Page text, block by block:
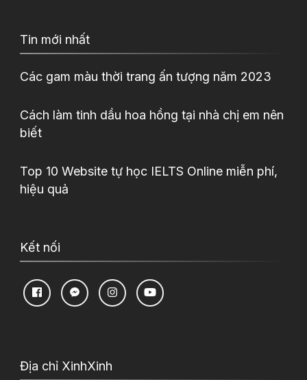
Tin mới nhất
Các gam màu thời trang ấn tượng năm 2023
Cách làm tinh dầu hoa hồng tại nhà chị em nên
biết
Top 10 Website tự học IELTS Online miễn phí,
hiệu quả
Kết nối
Địa chỉ XinhXinh